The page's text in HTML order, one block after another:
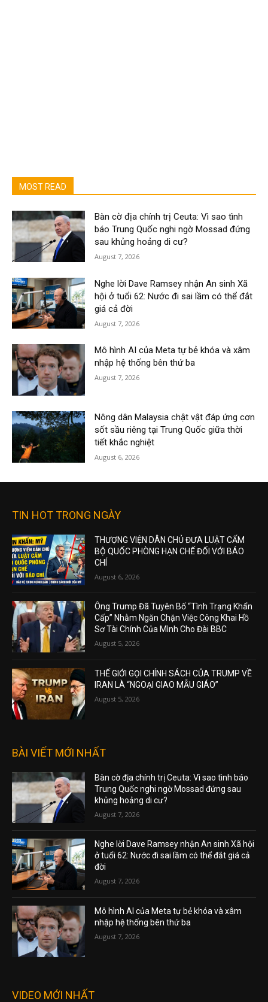
MOST READ
Bàn cờ địa chính trị Ceuta: Vì sao tình
báo Trung Quốc nghi ngờ Mossad đứng
sau khủng hoảng di cư?
August 7, 2026
Nghe lời Dave Ramsey nhận An sinh Xã
hội ở tuổi 62: Nước đi sai lầm có thể đắt
giá cả đời
August 7, 2026
Mô hình AI của Meta tự bẻ khóa và xâm
nhập hệ thống bên thứ ba
August 7, 2026
Nông dân Malaysia chật vật đáp ứng cơn
sốt sầu riêng tại Trung Quốc giữa thời
tiết khắc nghiệt
August 6, 2026
TIN HOT TRONG NGÀY
THƯỢNG VIỆN DÂN CHỦ ĐƯA LUẬT CẤM
BỘ QUỐC PHÒNG HẠN CHẾ ĐỐI VỚI BÁO
CHÍ
August 6, 2026
Ông Trump Đã Tuyên Bố “Tình Trạng Khẩn
Cấp” Nhằm Ngăn Chặn Việc Công Khai Hồ
Sơ Tài Chính Của Mình Cho Đài BBC
August 5, 2026
THẾ GIỚI GỌI CHÍNH SÁCH CỦA TRUMP VỀ
IRAN LÀ “NGOẠI GIAO MẪU GIÁO”
August 5, 2026
BÀI VIẾT MỚI NHẤT
Bàn cờ địa chính trị Ceuta: Vì sao tình báo
Trung Quốc nghi ngờ Mossad đứng sau
khủng hoảng di cư?
August 7, 2026
Nghe lời Dave Ramsey nhận An sinh Xã hội
ở tuổi 62: Nước đi sai lầm có thể đắt giá cả
đời
August 7, 2026
Mô hình AI của Meta tự bẻ khóa và xâm
nhập hệ thống bên thứ ba
August 7, 2026
VIDEO MỚI NHẤT